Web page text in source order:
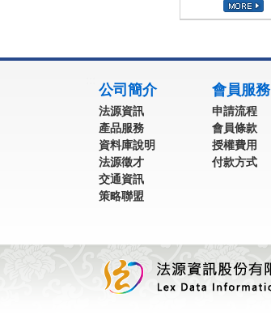
公司簡介
法源資訊
產品服務
資料庫說明
法源徵才
交通資訊
策略聯盟
會員服務
申請流程
會員條款
授權費用
付款方式